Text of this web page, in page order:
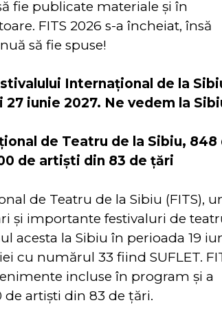
fie publicate materiale şi în
FITS 2026 s-a încheiat, însă
să fie spuse!
Internațional de la
27 iunie 2027. Ne vedem la
de Teatru de la Sibiu, 848
de artiști din 83 de țări
de Teatru de la Sibiu (FITS),
și importante festivaluri de
acesta la Sibiu în perioada 19
cu numărul 33 fiind SUFLET.
incluse în program și a
artişti din 83 de țări.